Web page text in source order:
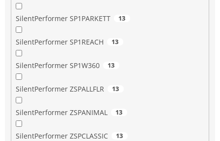
SilentPerformer SP1PARKETT 13
SilentPerformer SP1REACH 13
SilentPerformer SP1W360 13
SilentPerformer ZSPALLFLR 13
SilentPerformer ZSPANIMAL 13
SilentPerformer ZSPCLASSIC 13